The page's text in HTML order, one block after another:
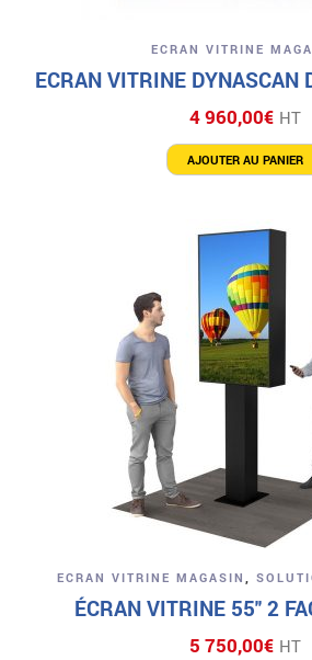
ECRAN VITRINE
ECRAN VITRINE DYNASCAN
4 960,00€ HT
AJOUTER AU PANIER
ECRAN VITRINE MAGASIN
ÉCRAN VITRINE 55″ 2
5 750,00€ HT